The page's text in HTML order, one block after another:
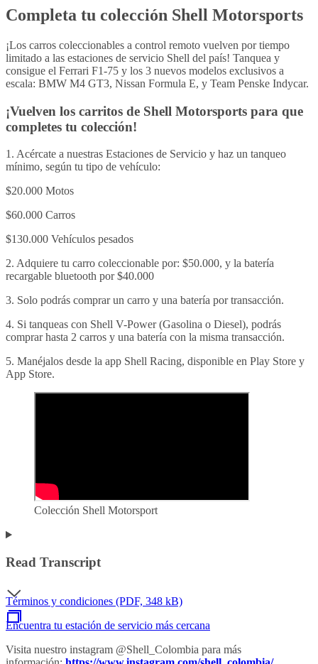
Completa tu colección Shell Motorsports
¡Los carros coleccionables a control remoto vuelven por tiempo
limitado a las estaciones de servicio Shell del país! Tanquea y
consigue el Ferrari F1-75 y los 3 nuevos modelos exclusivos a
escala: BMW M4 GT3, Nissan Formula E, y Team Penske Indycar.
¡Vuelven los carritos de Shell Motorsports para que
completes tu colección!
1. Acércate a nuestras Estaciones de Servicio y haz un tanqueo
mínimo, según tu tipo de vehículo:​
$20.000 Motos
$60.000 Carros
$130.000 Vehículos pesados​
2. Adquiere tu carro coleccionable por: $50.000, y la batería
recargable bluetooth por $40.000​
3. Solo podrás comprar un carro y una batería por transacción.​
4. Si tanqueas con Shell V-Power (Gasolina o Diesel), podrás
comprar hasta 2 carros y una batería con la misma transacción.​
5. Manéjalos desde la app Shell Racing, disponible en Play Store y
App Store.
Colección Shell Motorsport
Read Transcript
Términos y condiciones (PDF, 348 kB)
Encuentra tu estación de servicio más cercana
Visita nuestro instagram @Shell_Colombia para más